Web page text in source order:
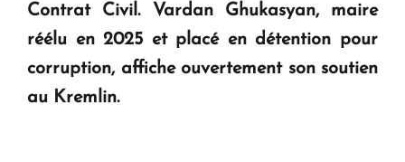
Contrat Civil. Vardan Ghukasyan, maire
réélu en 2025 et placé en détention pour
corruption, affiche ouvertement son soutien
au Kremlin.